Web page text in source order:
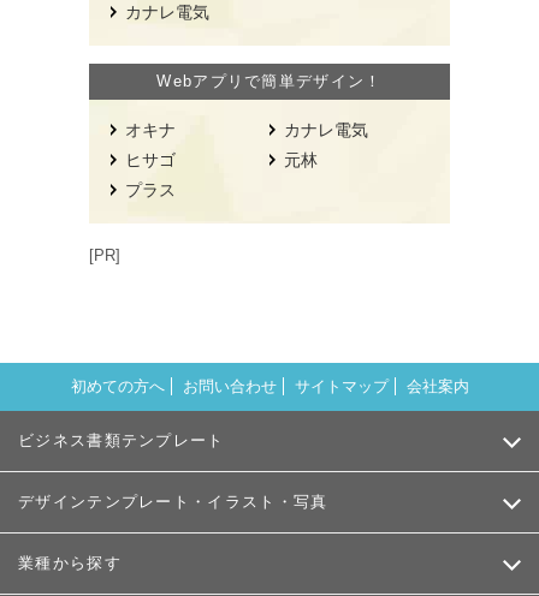
カナレ電気
Webアプリで簡単デザイン！
オキナ
ヒサゴ
プラス
カナレ電気
元林
[PR]
初めての方へ お問い合わせ サイトマップ 会社案内
ビジネス書類テンプレート
デザインテンプレート・イラスト・写真
業種から探す